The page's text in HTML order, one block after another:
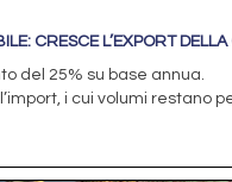
CRESCE L’EXPORT DELLA
del 25% su base annua.
i cui volumi restano